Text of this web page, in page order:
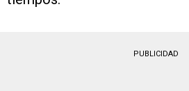
PUBLICIDAD